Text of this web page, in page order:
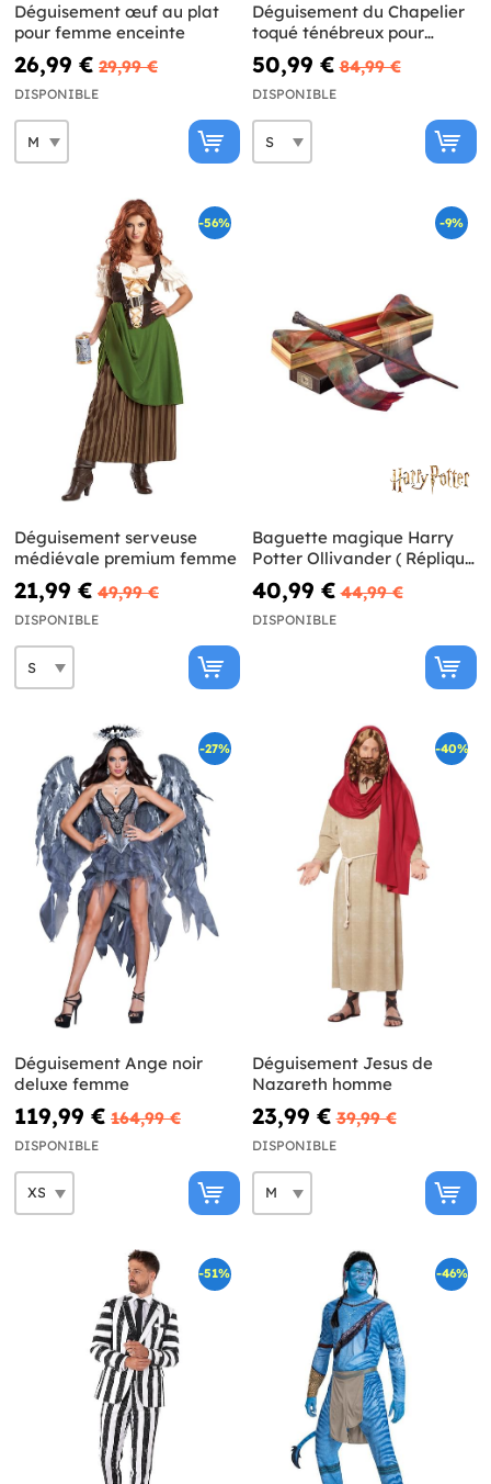
Déguisement œuf au plat
pour femme enceinte
26,99 € 29,99 €
DISPONIBLE
Déguisement du Chapelier
toqué ténébreux pour
homme
50,99 € 84,99 €
DISPONIBLE
-56%
Déguisement serveuse
médiévale premium femme
21,99 € 49,99 €
DISPONIBLE
-9%
Baguette magique Harry
Potter Ollivander ( Réplique
Officielle)
40,99 € 44,99 €
DISPONIBLE
-27%
Déguisement Ange noir
deluxe femme
119,99 € 164,99 €
DISPONIBLE
-40%
Déguisement Jesus de
Nazareth homme
23,99 € 39,99 €
DISPONIBLE
-51% -46%